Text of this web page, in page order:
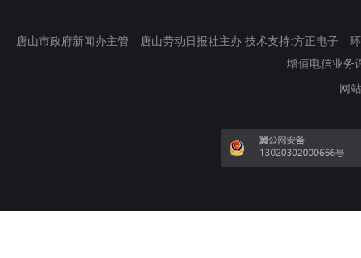
唐山市政府新闻办主管 唐山劳动日报社主办 技术支持:方正电子
增值电信业务
网